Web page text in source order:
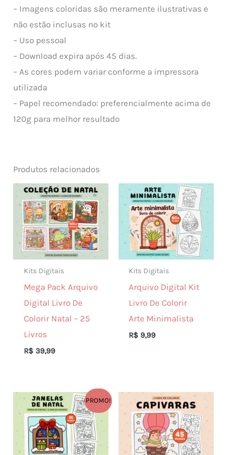
– Imagens coloridas são meramente ilustrativas e
não estão inclusas no kit
– Uso pessoal
– Download expira após 45 dias.
– As cores podem variar conforme a impressora
utilizada
– Papel recomendado: preferencialmente acima de
120g para melhor resultado
Produtos relacionados
Kits Digitais
Mega Pack Arquivo
Digital Livro De
Colorir Natal – 25
Livros
R$39,99
Kits Digitais
Arquivo Digital Kit
Livro De Colorir
Arte Minimalista
R$ 9,99
PROMO!